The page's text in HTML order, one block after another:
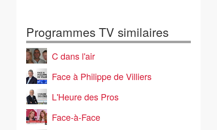
Programmes TV similaires
C dans l'air
Face à Philippe de Villiers
L'Heure des Pros
Face-à-Face